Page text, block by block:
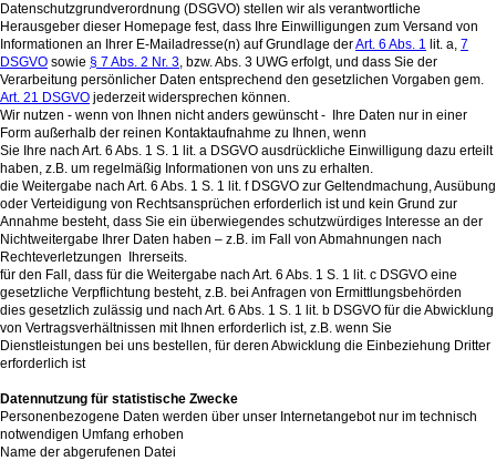
Datenschutzgrundverordnung (DSGVO) stellen wir als verantwortliche
Herausgeber dieser Homepage fest, dass Ihre Einwilligungen zum Versand von
Informationen an Ihrer E-Mailadresse(n) auf Grundlage derArt. 6 Abs. 1 lit. a, 7
DSGVO sowie § 7 Abs. 2 Nr. 3, bzw. Abs. 3 UWG erfolgt, und dass Sie der
Verarbeitung persönlicher Daten entsprechend den gesetzlichen Vorgaben gem.
Art. 21 DSGVO jederzeit widersprechen können.
Wir nutzen - wenn von Ihnen nicht anders gewünscht - Ihre Daten nur in einer
Form außerhalb der reinen Kontaktaufnahme zu Ihnen, wenn
Sie Ihre nach Art. 6 Abs. 1 S. 1 lit. a DSGVO ausdrückliche Einwilligung dazu erteilt
haben, z.B. um regelmäßig Informationen von uns zu erhalten.
die Weitergabe nach Art. 6 Abs. 1 S. 1 lit. f DSGVO zur Geltendmachung, Ausübung
oder Verteidigung von Rechtsansprüchen erforderlich ist und kein Grund zur
Annahme besteht, dass Sie ein überwiegendes schutzwürdiges Interesse an der
Nichtweitergabe Ihrer Daten haben – z.B. im Fall von Abmahnungen nach
Rechteverletzungen Ihrerseits.
für den Fall, dass für die Weitergabe nach Art. 6 Abs. 1 S. 1 lit. c DSGVO eine
gesetzliche Verpflichtung besteht, z.B. bei Anfragen von Ermittlungsbehörden
dies gesetzlich zulässig und nach Art. 6 Abs. 1 S. 1 lit. b DSGVO für die Abwicklung
von Vertragsverhältnissen mit Ihnen erforderlich ist, z.B. wenn Sie
Dienstleistungen bei uns bestellen, für deren Abwicklung die Einbeziehung Dritter
erforderlich ist
Datennutzung für statistische Zwecke
Personenbezogene Daten werden über unser Internetangebot nur im technisch
notwendigen Umfang erhoben
Name der abgerufenen Datei